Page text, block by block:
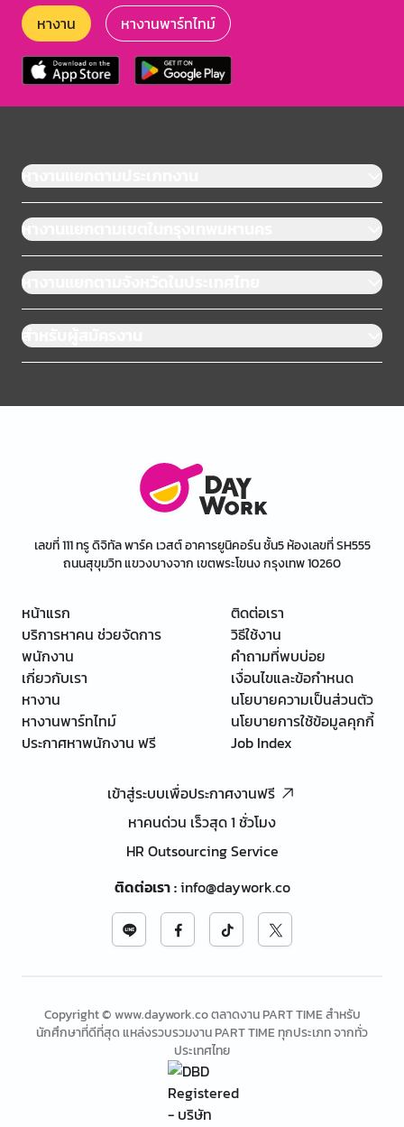
หางาน หางานพาร์ทไทม์
หางานแยกตามประเภทงาน
หางานแยกตามเขตในกรุงเทพมหานคร
หางานแยกตามจังหวัดในประเทศไทย
สำหรับผู้สมัครงาน
เลขที่ 111 ทรู ดิจิทัล พาร์ค เวสต์ อาคารยูนิคอร์น ชั้น5 ห้องเลขที่ SH555
ถนนสุขุมวิท แขวงบางจาก เขตพระโขนง กรุงเทพ 10260
หน้าแรก
บริการหาคน ช่วยจัดการ
พนักงาน
เกี่ยวกับเรา
หางาน
หางานพาร์ทไทม์
ประกาศหาพนักงาน ฟรี
ติดต่อเรา
วิธีใช้งาน
คำถามที่พบบ่อย
เงื่อนไขและข้อกำหนด
นโยบายความเป็นส่วนตัว
นโยบายการใช้ข้อมูลคุกกี้
Job Index
เข้าสู่ระบบเพื่อประกาศงานฟรี
หาคนด่วน เร็วสุด 1 ชั่วโมง
HR Outsourcing Service
ติดต่อเรา:info@daywork.co
Copyright © www.daywork.co ตลาดงาน PART TIME สำหรับ
นักศึกษาที่ดีที่สุด แหล่งรวบรวมงาน PART TIME ทุกประเภท จากทั่ว
ประเทศไทย